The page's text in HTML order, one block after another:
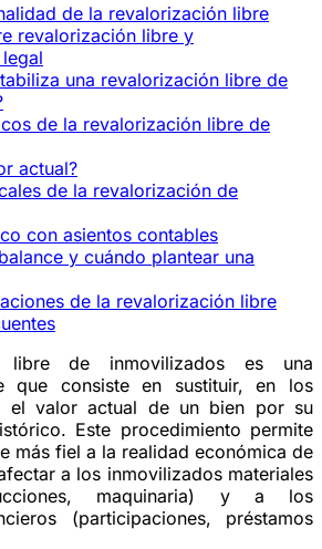
de la revalorización libre
revalorización libre y
una revalorización libre de
de la revalorización libre de
actual?
de la revalorización de
con asientos contables
y cuándo plantear una
de la revalorización libre
libre de inmovilizados es una
que consiste en sustituir, en los
el valor actual de un bien por su
Este procedimiento permite
más fiel a la realidad económica de
a los inmovilizados materiales
maquinaria) y a los
(participaciones, préstamos